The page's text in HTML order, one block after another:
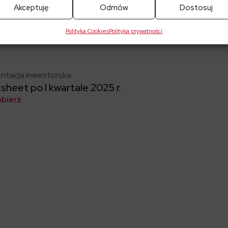
Akceptuję Odmów Dostosuj
Polityka CookiesPolityka prywatności
wyników ELEKTROTIM S.A. po I kwartale
inwestorska
po I kwartale 2025 r.